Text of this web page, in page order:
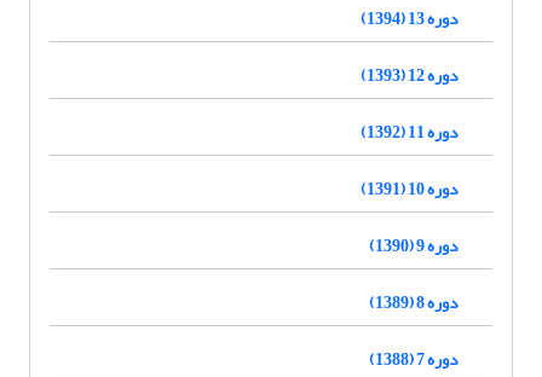
دوره 13 (1394)
دوره 12 (1393)
دوره 11 (1392)
دوره 10 (1391)
دوره 9 (1390)
دوره 8 (1389)
دوره 7 (1388)